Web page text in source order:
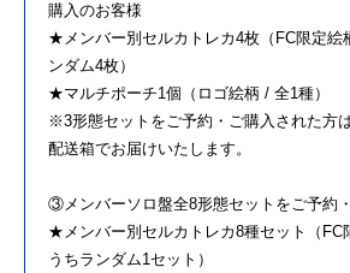
購入のお客様
★メンバー別セルカトレカ4枚（FC限定絵
ンダム4枚）
★マルチポーチ1個（ロゴ絵柄 / 全1種）
※3形態セットをご予約・ご購入された方
配送箱でお届けいたします。
③メンバーソロ盤全8形態セットをご予約
★メンバー別セルカトレカ8種セット（FC
うちランダム1セット）